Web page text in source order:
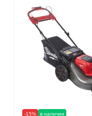
-15% в наличии